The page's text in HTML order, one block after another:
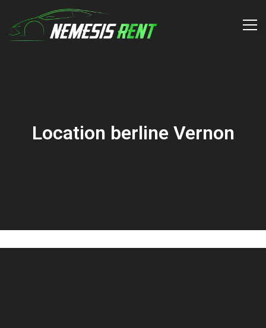
Location berline Vernon